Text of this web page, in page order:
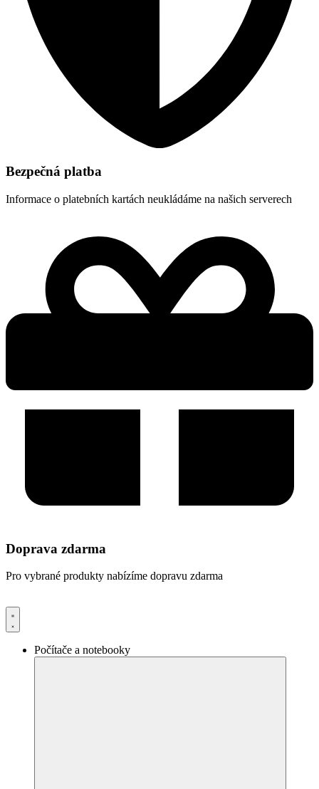
Bezpečná platba
Informace o platebních kartách neukládáme na našich serverech
Doprava zdarma
Pro vybrané produkty nabízíme dopravu zdarma
Počítače a notebooky